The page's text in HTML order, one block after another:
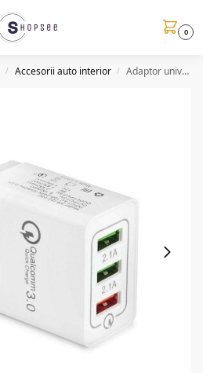
0
/ Accesorii auto interior / Adaptor universal priza cu 3 porturi USB, Qualcomm 3.0